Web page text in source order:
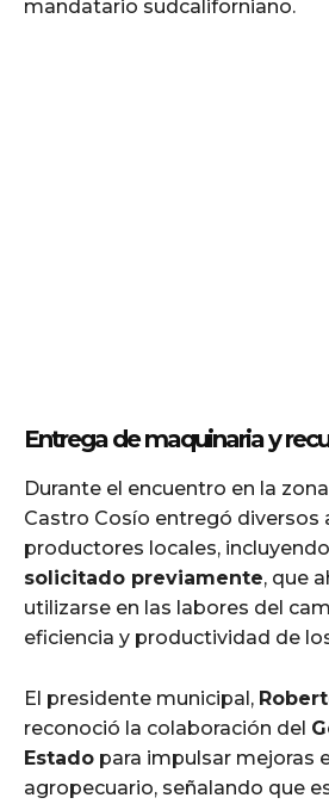
mandatario sudcaliforniano.
Entrega de maquinaria y
Durante el encuentro en la
Castro Cosío entregó diversos
productores locales,
solicitado previamente, que
utilizarse en las labores del
eficiencia y productividad de
El presidente municipal,
reconoció la colaboración del
Estado para impulsar mejoras
agropecuario, señalando que